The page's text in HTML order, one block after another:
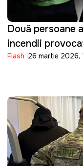
Două persoane
incendii
Flash 26 martie 2026,